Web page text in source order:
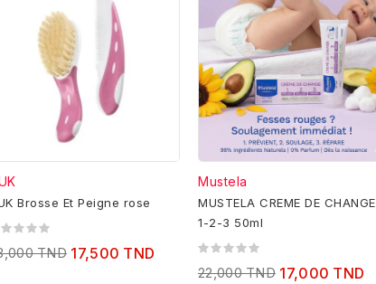
Brosse Et Peigne rose
TND 17,500 TND
Mustela
MUSTELA CREME DE CHANGE
1-2-3 50ml
22,000 TND 17,000 TND